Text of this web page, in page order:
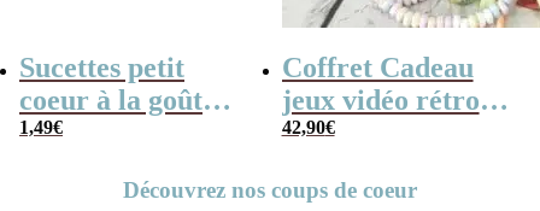
Sucettes petit
coeur à la goût
cerise x5
1,49€
Coffret Cadeau
jeux vidéo rétro
(avec sa console de
42,90€
Découvrez nos coups de coeur